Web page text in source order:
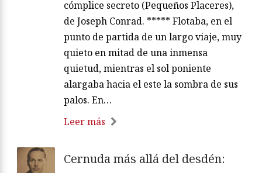
cómplice secreto (Pequeños Placeres),
de Joseph Conrad. ***** Flotaba, en el
punto de partida de un largo viaje, muy
quieto en mitad de una inmensa
quietud, mientras el sol poniente
alargaba hacia el este la sombra de sus
palos. En…
Leer más
Cernuda más allá del desdén: